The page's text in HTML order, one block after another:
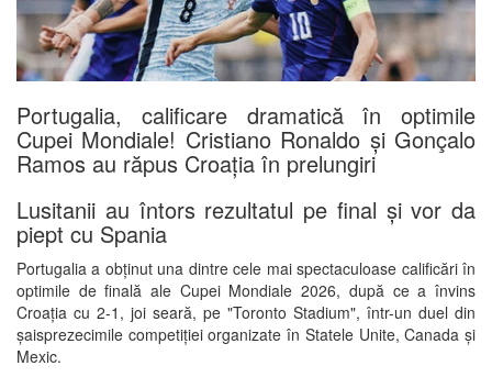
Portugalia, calificare dramatică în optimile
Cupei Mondiale! Cristiano Ronaldo și Gonçalo
Ramos au răpus Croația în prelungiri
Lusitanii au întors rezultatul pe final și vor da
piept cu Spania
Portugalia a obținut una dintre cele mai spectaculoase calificări în
optimile de finală ale Cupei Mondiale 2026, după ce a învins
Croația cu 2-1, joi seară, pe "Toronto Stadium", într-un duel din
șaisprezecimile competiției organizate în Statele Unite, Canada și
Mexic.